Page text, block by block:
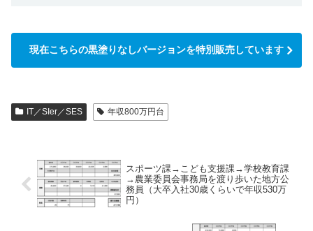
現在こちらの黒塗りなしバージョンを特別販売しています
IT／SIer／SES 年収800万円台
スポーツ課→こども支援課→学校教育課
→農業委員会事務局を渡り歩いた地方公
務員（大卒入社30歳くらいで年収530万
円）